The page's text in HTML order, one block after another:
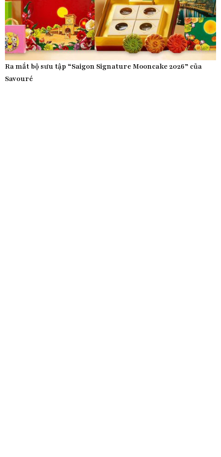
Ra mắt bộ sưu tập “Saigon Signature Mooncake 2026” của
Savouré